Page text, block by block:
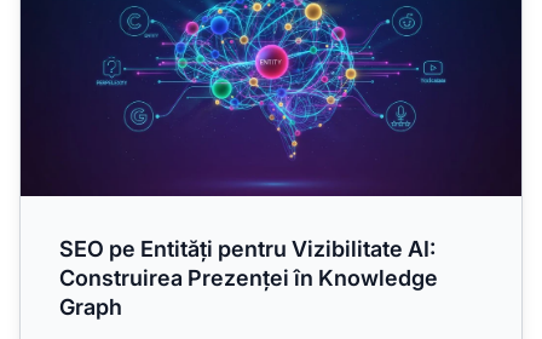
SEO pe Entități pentru Vizibilitate AI:
Construirea Prezenței în Knowledge
Graph